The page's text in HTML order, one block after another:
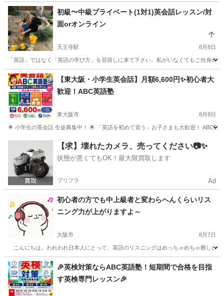
初級〜中級プライベート(1対1)英会話レッスン/対
面orオンライン
天王寺駅 8月8日
「英語」ではなく「英語の学び方」を習得しに来て下さい。私がいなくてもご自身
大阪 大阪市 天王寺駅 英会話 レッスン
【東大阪・小学生英会話】月額6,600円✨初心者大
歓迎！ABC英語塾
東大阪市 8月8日
🌟 小学生の英会話 生徒募集中！ 🌟 「英語を初めて習う」お子さまも大歓迎！ ABC
英検 小学生
【求】壊れたカメラ、売ってください📷✨
状態が悪くてもOK！最大限買取します
プリフラ Ad
初心者の方でも中上級者と変わらへんくらいリス
ニング力が上がりますよ～
大阪市 8月7日
こんにちは。われわれ日本人にとって、英語のリスニングはめっちゃめちゃ難しい
大阪 大阪市 英会話 レッスン
🎉英検対策ならABC英語塾！短期間で合格を目指
す英検専門レッスン🎉